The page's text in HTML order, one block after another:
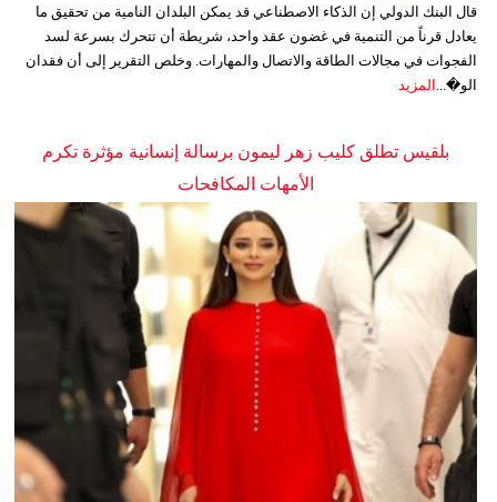
قال البنك الدولي إن الذكاء الاصطناعي قد يمكن البلدان النامية من تحقيق ما
يعادل قرناً من التنمية في غضون عقد واحد، شريطة أن تتحرك بسرعة لسد
الفجوات في مجالات الطاقة والاتصال والمهارات. وخلص التقرير إلى أن فقدان
الو�... المزيد
بلقيس تطلق كليب زهر ليمون برسالة إنسانية مؤثرة تكرم
الأمهات المكافحات